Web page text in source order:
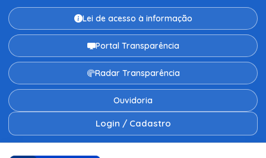
Lei de acesso à informação
Portal Transparência
Radar Transparência
Ouvidoria
Login / Cadastro